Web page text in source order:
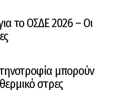
το ΟΣΔΕ 2026 – Οι
μπορούν
στρες